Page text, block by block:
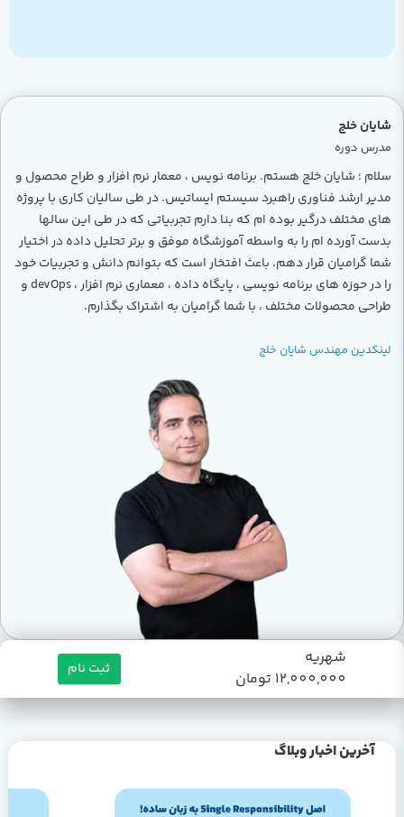
شهریه
12,000,000 تومان
ثبت نام
شایان خلج
مدرس دوره
سلام ؛ شایان خلج هستم. برنامه نویس ، معمار نرم افزار و طراح محصول و
مدیر ارشد فناوری راهبرد سیستم ایساتیس. در طی سالیان کاری با پروژه
های مختلف درگیر بوده ام که بنا دارم تجربیاتی که در طی این سالها
بدست آورده ام را به واسطه آموزشگاه موفق و برتر تحلیل داده در اختیار
شما گرامیان قرار دهم. باعث افتخار است که بتوانم دانش و تجربیات خود
را در حوزه های برنامه نویسی ، پایگاه داده ، معماری نرم افزار ، devOps و
طراحی محصولات مختلف ، با شما گرامیان به اشتراک بگذارم.
لینکدین مهندس شایان خلج
آخرین اخبار وبلاگ